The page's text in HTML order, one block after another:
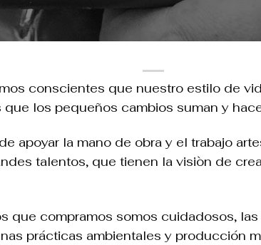
conscientes que nuestro estilo de
que los pequeños cambios suman y
apoyar la mano de obra y el trabajo
talentos, que tienen la visiòn de
que compramos somos cuidadosos,
prácticas ambientales y producción